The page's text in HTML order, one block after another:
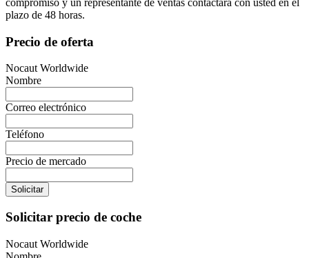
plazo de 48 horas.
Precio de oferta
Nocaut Worldwide
Nombre
Correo electrónico
Teléfono
Precio de mercado
Solicitar
Solicitar precio de coche
Nocaut Worldwide